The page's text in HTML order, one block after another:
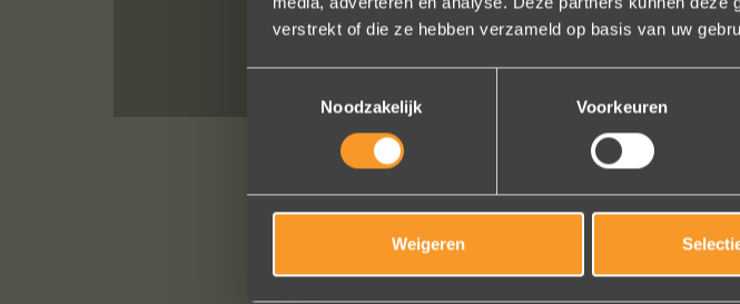
verstrekt of die ze hebben verzameld op basis van uw
Noodzakelijk
Voorkeuren
Weigeren
Bekijk al